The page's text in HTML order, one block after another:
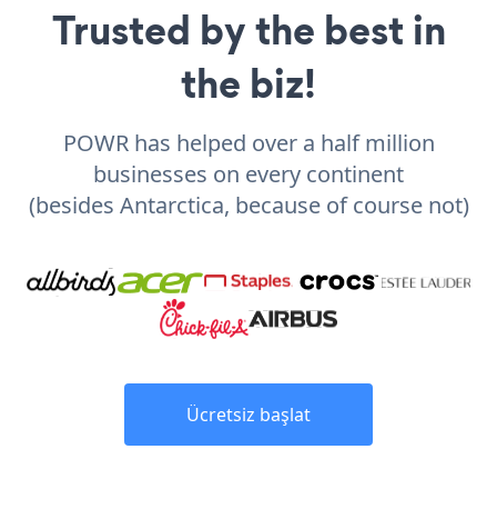
Trusted by the best in
the biz!
POWR has helped over a half million
businesses on every continent
(besides Antarctica, because of course not)
Ücretsiz başlat